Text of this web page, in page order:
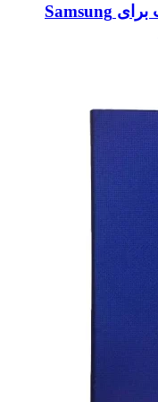
کیف کلاسوری مدل HM01 مناسب برای Samsung